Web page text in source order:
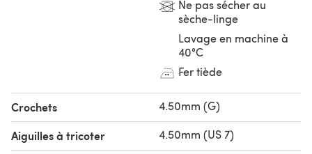
Ne pas sécher au
sèche-linge
Lavage en machine à
40°C
Fer tiède
Crochets 4.50mm (G)
Aiguilles à tricoter 4.50mm (US 7)